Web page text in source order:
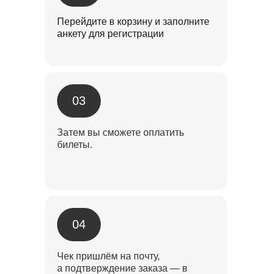
Перейдите в корзину и заполните
анкету для регистрации
Затем вы сможете оплатить
билеты.
03
Чек пришлём на почту,
а подтверждение заказа — в
04